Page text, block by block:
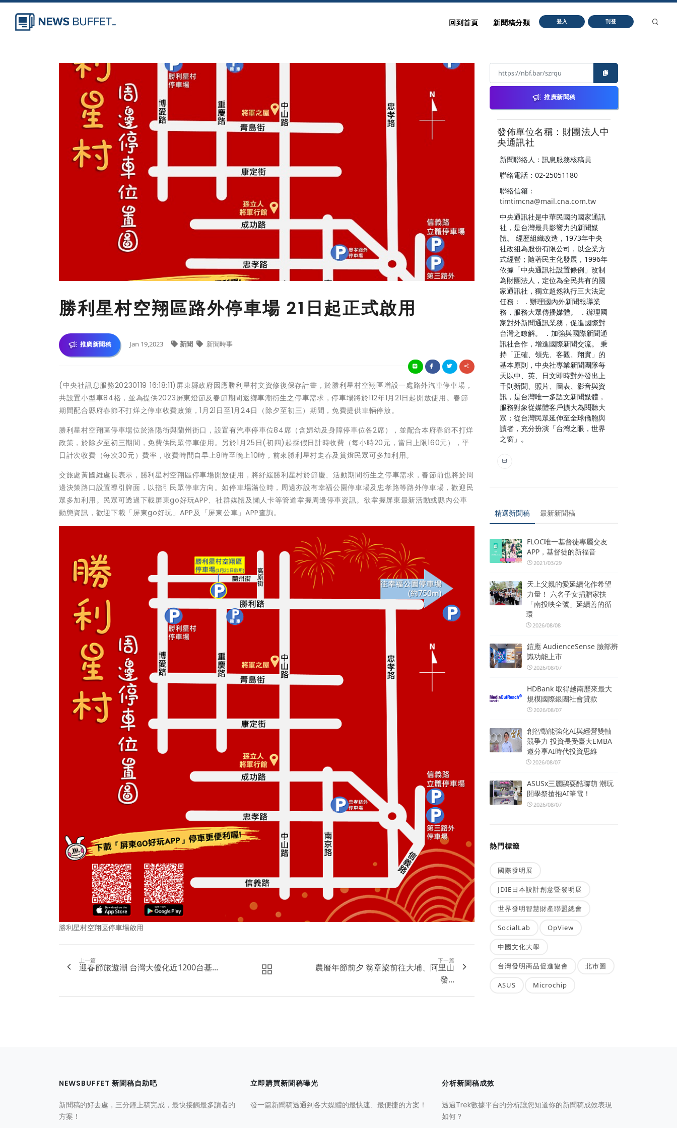
回到首頁 新聞稿分類 登入 刊登
勝利星村空翔區路外停車場 21日起正式啟用
推廣新聞稿 Jan 19,2023 新聞 新聞時事
(中央社訊息服務20230119 16:18:11)屏東縣政府因應勝利星村文資修復保存計畫，於勝利星村空翔區增設一處路外汽車停車場，
共設置小型車84格，並為提供2023屏東燈節及春節期間返鄉車潮衍生之停車需求，停車場將於112年1月21日起開放使用。春節
期間配合縣府春節不打烊之停車收費政策，1月21日至1月24日（除夕至初三）期間，免費提供車輛停放。
勝利星村空翔區停車場位於洛陽街與蘭州街口，設置有汽車停車位84席（含婦幼及身障停車位各2席），並配合本府春節不打烊
政策，於除夕至初三期間，免費供民眾停車使用。另於1月25日(初四)起採假日計時收費（每小時20元，當日上限160元），平
日計次收費（每次30元）費率，收費時間自早上8時至晚上10時，前來勝利星村走春及賞燈民眾可多加利用。
交旅處黃國維處長表示，勝利星村空翔區停車場開放使用，將紓緩勝利星村於節慶、活動期間衍生之停車需求，春節前也將於周
邊決策路口設置導引牌面，以指引民眾停車方向。如停車場滿位時，周邊亦設有幸福公園停車場及忠孝路等路外停車場，歡迎民
眾多加利用。民眾可透過下載屏東go好玩APP、社群媒體及懶人卡等管道掌握周邊停車資訊。欲掌握屏東最新活動或縣內公車
動態資訊，歡迎下載「屏東go好玩」APP及「屏東公車」APP查詢。
勝利星村空翔區停車場啟用
上一篇
迎春節旅遊潮 台灣大優化近1200台基...
下一篇
農曆年節前夕 翁章梁前往大埔、阿里山
發...
推廣新聞稿
發佈單位名稱：財團法人中
央通訊社
新聞聯絡人：訊息服務核稿員
聯絡電話：02-25051180
聯絡信箱：
timtimcna@mail.cna.com.tw
中央通訊社是中華民國的國家通訊
社，是台灣最具影響力的新聞媒
體。 經歷組織改造，1973年中央
社改組為股份有限公司，以企業方
式經營；隨著民主化發展，1996年
依據「中央通訊社設置條例」改制
為財團法人，定位為全民共有的國
家通訊社，獨立超然執行三大法定
任務： ．辦理國內外新聞報導業
務，服務大眾傳播媒體。 ．辦理國
家對外新聞通訊業務，促進國際對
台灣之瞭解。 ．加強與國際新聞通
訊社合作，增進國際新聞交流。 秉
持「正確、領先、客觀、翔實」的
基本原則，中央社專業新聞團隊每
天以中、英、日文即時對外發出上
千則新聞、照片、圖表、影音與資
訊，是台灣唯一多語文新聞媒體，
服務對象從媒體客戶擴大為閱聽大
眾；從台灣民眾延伸至全球僑胞與
讀者，充分扮演「台灣之眼，世界
之窗」。
精選新聞稿 最新新聞稿
FLOC唯一基督徒專屬交友
APP，基督徒的新福音
2021/03/29
天上父親的愛延續化作希望
力量！ 六名子女捐贈家扶
「南投映全號」延續善的循
環
2026/08/08
鎧應 AudienceSense 臉部辨
識功能上市
2026/08/07
HDBank 取得越南歷來最大
規模國際銀團社會貸款
2026/08/07
創智動能強化AI與經營雙軸
競爭力 投資長受臺大EMBA
邀分享AI時代投資思維
2026/08/07
ASUSx三麗鷗耍酷聯萌 潮玩
開學祭搶抱AI筆電！
2026/08/07
熱門標籤
國際發明展
JDIE日本設計創意暨發明展
世界發明智慧財產聯盟總會
SocialLab OpView
中國文化大學
台灣發明商品促進協會 北市圖
ASUS Microchip
NEWSBUFFET 新聞稿自助吧
新聞稿的好去處，三分鐘上稿完成，最快接觸最多讀者的
方案！
立即購買新聞稿曝光
發一篇新聞稿透通到各大媒體的最快速、最便捷的方案！
分析新聞稿成效
透過Trek數據平台的分析讓您知道你的新聞稿成效表現
如何？